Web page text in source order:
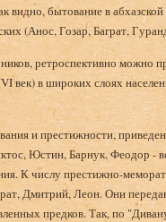
видно, бытование в
(Анос, Гозар, Баграт,
ретроспективно можно
век) в широких слоях
и престижности,
Юстин, Барнук, Феодор -
К числу престижно-
Дмитрий, Леон. Они
предков. Так, по